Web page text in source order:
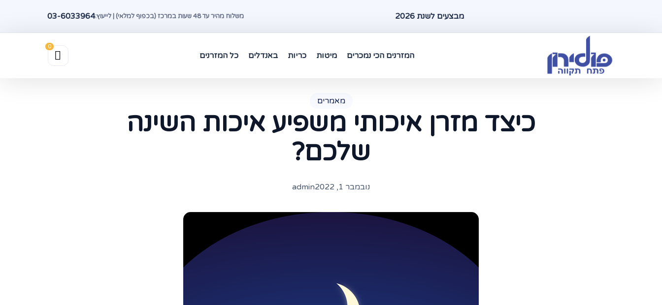
מבצעים לשנת 2026 משלוח מהיר עד 48 שעות במרכז (בכפוף למלאי) | לייעוץ: 03-6033964
המזרנים הכי נמכרים מיטות כריות באנדלים כל המזרנים
מאמרים
כיצד מזרן איכותי משפיע איכות השינה
שלכם?
נובמבר 1, 2022 admin